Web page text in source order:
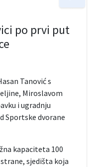
po prvi put
Tanović s
Miroslavom
i ugradnju
Sportske dvorane
kapaciteta 100
sjedišta koja